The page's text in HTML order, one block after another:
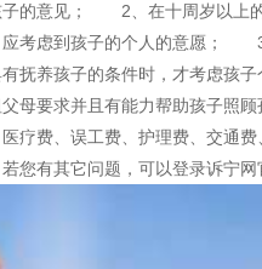
的意见； 2、在十周岁以上
应考虑到孩子的个人的意愿；
抚养孩子的条件时，才考虑
父母要求并且有能力帮助孩子
疗费、误工费、护理费、交通
若您有其它问题，可以登录诉